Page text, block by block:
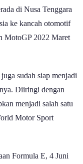
di Nusa Tenggara
ke kancah otomotif
MotoGP 2022 Maret
sudah siap menjadi
Diiringi dengan
menjadi salah satu
Motor Sport
Formula E, 4 Juni